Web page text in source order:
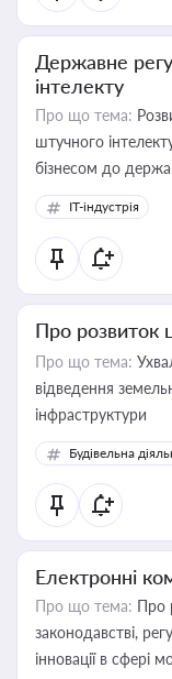
Державне
інтелекту
Про що тема:
штучного
бізнесом до
IT-індустрія
Про розвиток
Про що тема:
відведення
інфраструктури
Будівельна
Електронні
Про що тема: Про
законодавстві,
інновації в сфері